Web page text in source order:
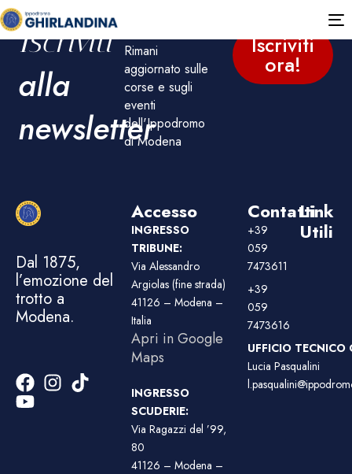
Iscriviti
alla
newsletter
Rimani
aggiornato sulle
corse e sugli
eventi
dell'Ippodromo
di Modena
Iscriviti
ora!
Dal 1875,
l’emozione del
trotto a
Modena.
Accesso
INGRESSO
TRIBUNE:
Via Alessandro
Argiolas (fine strada)
41126 – Modena –
Italia
Apri in Google
Maps
INGRESSO
SCUDERIE:
Via Ragazzi del ’99,
80
41126 – Modena –
Contatti
+39
059
7473611
+39
059
7473616
UFFICIO TECNICO
Lucia Pasqualini
Link
Utili